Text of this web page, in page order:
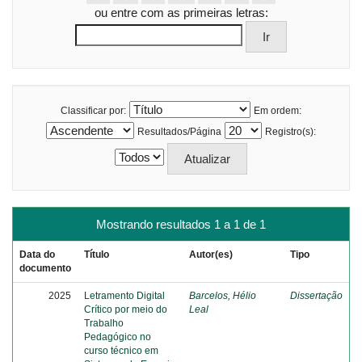
ou entre com as primeiras letras:
Classificar por:
Em ordem:
Resultados/Página
Registro(s):
Mostrando resultados 1 a 1 de 1
Data do
documento
Título Autor(es) Tipo
2025
Letramento Digital
Crítico por meio do
Trabalho
Pedagógico no
curso técnico em
Barcelos, Hélio
Leal
Dissertação